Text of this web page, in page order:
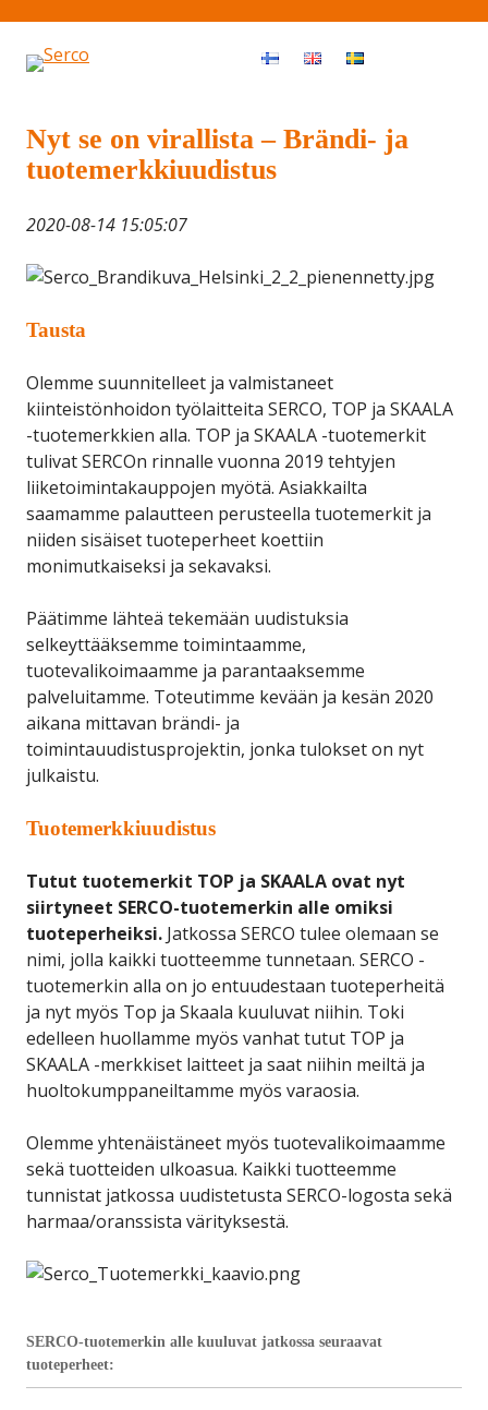
Nyt se on virallista – Brändi- ja
tuotemerkkiuudistus
2020-08-14 15:05:07
Tausta
Olemme suunnitelleet ja valmistaneet
kiinteistönhoidon työlaitteita SERCO, TOP ja SKAALA
-tuotemerkkien alla. TOP ja SKAALA -tuotemerkit
tulivat SERCOn rinnalle vuonna 2019 tehtyjen
liiketoimintakauppojen myötä. Asiakkailta
saamamme palautteen perusteella tuotemerkit ja
niiden sisäiset tuoteperheet koettiin
monimutkaiseksi ja sekavaksi.
Päätimme lähteä tekemään uudistuksia
selkeyttääksemme toimintaamme,
tuotevalikoimaamme ja parantaaksemme
palveluitamme. Toteutimme kevään ja kesän 2020
aikana mittavan brändi- ja
toimintauudistusprojektin, jonka tulokset on nyt
julkaistu.
Tuotemerkkiuudistus
Tutut tuotemerkit TOP ja SKAALA ovat nyt
siirtyneet SERCO-tuotemerkin alle omiksi
tuoteperheiksi. Jatkossa SERCO tulee olemaan se
nimi, jolla kaikki tuotteemme tunnetaan. SERCO -
tuotemerkin alla on jo entuudestaan tuoteperheitä
ja nyt myös Top ja Skaala kuuluvat niihin. Toki
edelleen huollamme myös vanhat tutut TOP ja
SKAALA -merkkiset laitteet ja saat niihin meiltä ja
huoltokumppaneiltamme myös varaosia.
Olemme yhtenäistäneet myös tuotevalikoimaamme
sekä tuotteiden ulkoasua. Kaikki tuotteemme
tunnistat jatkossa uudistetusta SERCO-logosta sekä
harmaa/oranssista värityksestä.
SERCO-tuotemerkin alle kuuluvat jatkossa seuraavat
tuoteperheet: